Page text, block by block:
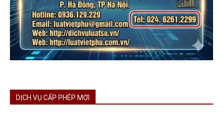
DỊCH VỤ CẤP PHÉP MỚI